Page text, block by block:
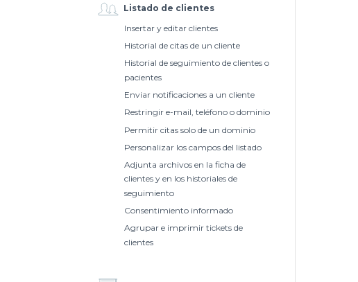
Listado de clientes
Insertar y editar clientes
Historial de citas de un cliente
Historial de seguimiento de clientes o
pacientes
Enviar notificaciones a un cliente
Restringir e-mail, teléfono o dominio
Permitir citas solo de un dominio
Personalizar los campos del listado
Adjunta archivos en la ficha de
clientes y en los historiales de
seguimiento
Consentimiento informado
Agrupar e imprimir tickets de
clientes